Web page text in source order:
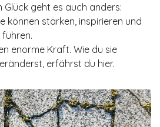
geht es auch anders:
können stärken, inspirieren und
enorme Kraft. Wie du sie
erfährst du hier.